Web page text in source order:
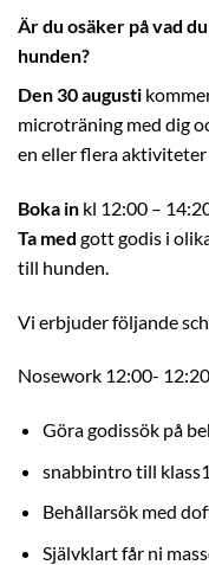
Är du osäker på vad
hunden?
Den 30 augusti
microträning med dig
en eller flera aktiviteter
Boka in kl 12:00 –
Ta med gott godis i
till hunden.
Vi erbjuder följande
Nosework 12:00- 12:20
Göra godissök på
snabbintro till
Behållarsök med
Självklart får ni